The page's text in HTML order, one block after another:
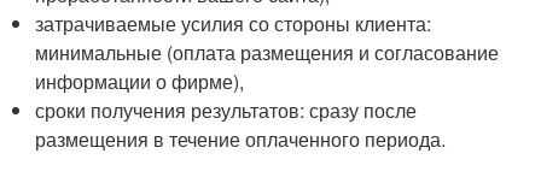
затрачиваемые усилия со стороны клиента:
минимальные (оплата размещения и согласование
информации о фирме),
сроки получения результатов: сразу после
размещения в течение оплаченного периода.